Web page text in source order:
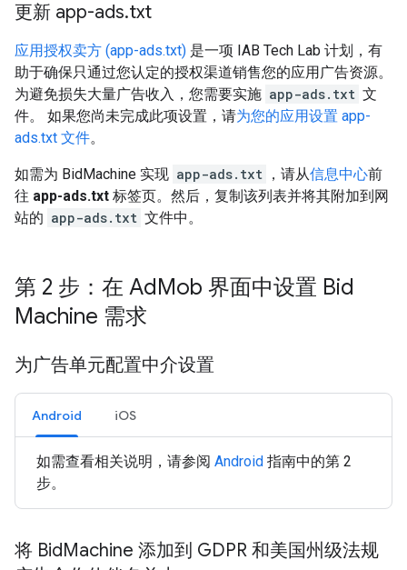
更新 app-ads.txt
应用授权卖方 (app-ads.txt) 是一项 IAB Tech Lab 计划，有
助于确保只通过您认定的授权渠道销售您的应用广告资源。
为避免损失大量广告收入，您需要实施 app-ads.txt 文
件。 如果您尚未完成此项设置，请为您的应用设置 app-
ads.txt 文件。
如需为 BidMachine 实现 app-ads.txt ，请从信息中心前
往 app-ads.txt 标签页。然后，复制该列表并将其附加到网
站的 app-ads.txt 文件中。
第 2 步：在 AdMob 界面中设置 Bid
Machine 需求
为广告单元配置中介设置
Android iOS
如需查看相关说明，请参阅 Android 指南中的第 2
步。
将 BidMachine 添加到 GDPR 和美国州级法规